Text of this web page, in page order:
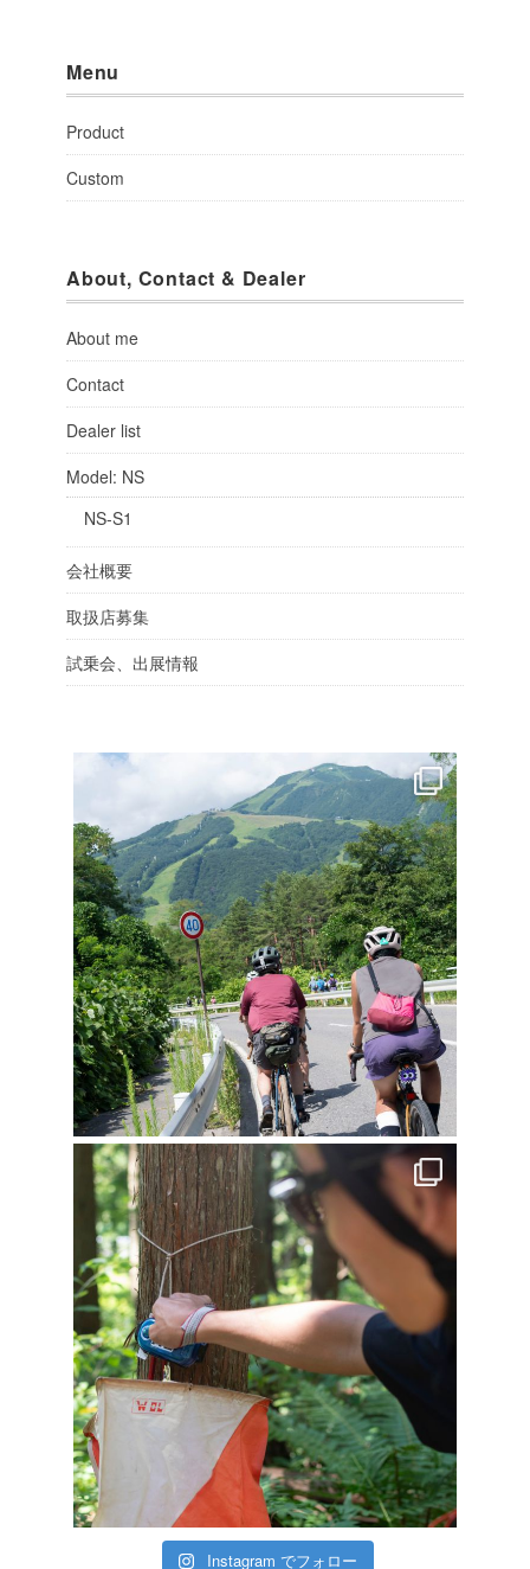
Menu
Product
Custom
About, Contact & Dealer
About me
Contact
Dealer list
Model: NS
NS-S1
会社概要
取扱店募集
試乗会、出展情報
Instagram でフォロー